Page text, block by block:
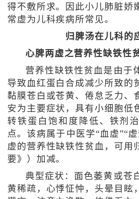
得不敷所求。因此小儿肺脏娇
常虚为儿科疾病所常见。
归脾汤在儿科的
心脾两虚之营养性缺铁性
营养性缺铁性贫血是由于
导致血红蛋白合成减少所致的
黏膜苍白或苍黄、倦怠乏力、
安为主要症状，具有小细胞低
转铁蛋白饱和度降低、铁剂
点。该病属于中医学“血虚”“
虚的营养性缺铁性贫血，可用
要》）加减。
典型症状：面色萎黄或苍
黄稀疏，心悸怔忡，头晕目眩